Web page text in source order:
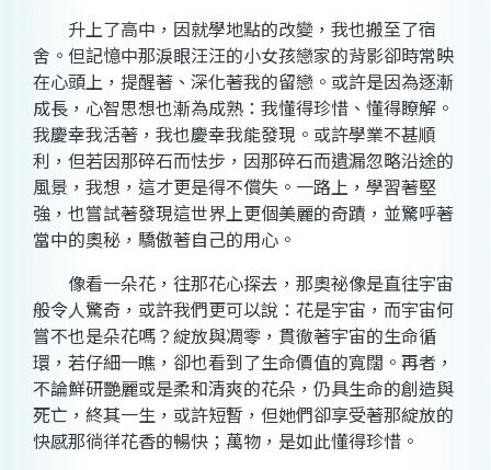
升上了高中，因就學地點的改變，我也搬至了宿
舍。但記憶中那淚眼汪汪的小女孩戀家的背影卻時常映
在心頭上，提醒著、深化著我的留戀。或許是因為逐漸
成長，心智思想也漸為成熟：我懂得珍惜、懂得瞭解。
我慶幸我活著，我也慶幸我能發現。或許學業不甚順
利，但若因那碎石而怯步，因那碎石而遺漏忽略沿途的
風景，我想，這才更是得不償失。一路上，學習著堅
強，也嘗試著發現這世界上更個美麗的奇蹟，並驚呼著
當中的奧秘，驕傲著自己的用心。
像看一朵花，往那花心探去，那奧祕像是直往宇宙
般令人驚奇，或許我們更可以說：花是宇宙，而宇宙何
嘗不也是朵花嗎？綻放與凋零，貫徹著宇宙的生命循
環，若仔細一瞧，卻也看到了生命價值的寬闊。再者，
不論鮮研艷麗或是柔和清爽的花朵，仍具生命的創造與
死亡，終其一生，或許短暫，但她們卻享受著那綻放的
快感那徜徉花香的暢快；萬物，是如此懂得珍惜。